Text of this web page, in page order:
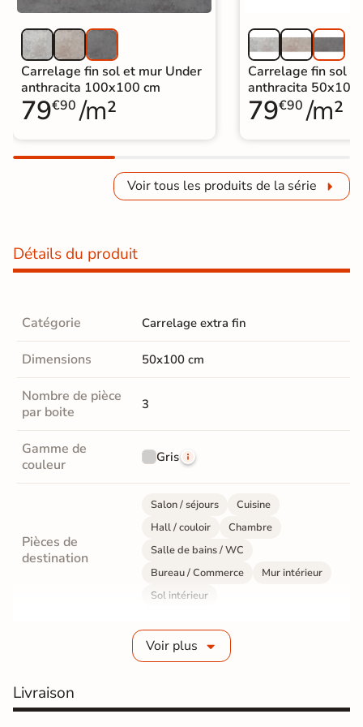
Carrelage fin sol et mur Under
anthracita 100x100 cm
79€90 /m²
Carrelage fin sol
anthracita 50x100
79€90 /m²
Voir tous les produits de la série
Détails du produit
Catégorie Carrelage extra fin
Dimensions 50x100 cm
Nombre de pièce
par boite
3
Gamme de
couleur
Gris
Pièces de
destination
Salon / séjours
Cuisine
Hall / couloir
Chambre
Salle de bains / WC
Bureau / Commerce
Mur intérieur
Sol intérieur
Grès cérame pleine masse
Epaisseur 5,6 mm
Voir plus
Livraison